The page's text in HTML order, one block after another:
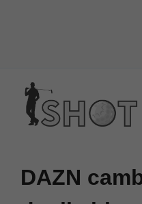
contenuto
DAZN